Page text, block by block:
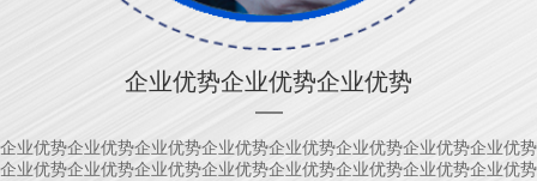
企业优势企业优势企业优势
企业优势企业优势企业优势企业优势企业优势企业优势企业优势企业优势
企业优势企业优势企业优势企业优势企业优势企业优势企业优势企业优势